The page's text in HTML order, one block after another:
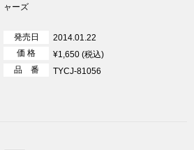
ャーズ
発売日
2014.01.22
価 格
¥1,650 (税込)
品 番
TYCJ-81056